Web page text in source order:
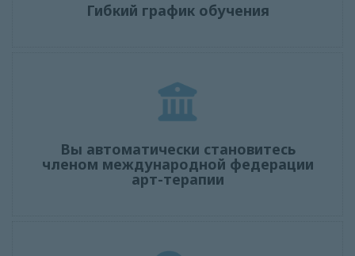
Гибкий график обучения
Вы автоматически становитесь
членом международной федерации
арт-терапии